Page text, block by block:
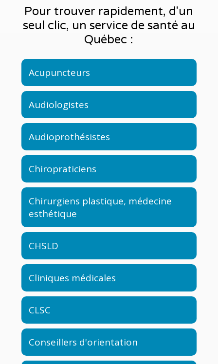
Pour trouver rapidement, d'un
seul clic, un service de santé au
Québec :
Acupuncteurs
Audiologistes
Audioprothésistes
Chiropraticiens
Chirurgiens plastique, médecine
esthétique
CHSLD
Cliniques médicales
CLSC
Conseillers d'orientation